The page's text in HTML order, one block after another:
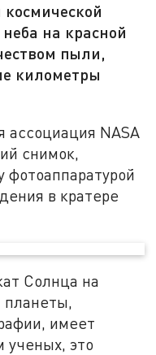
на красной
пыли,
километры
ассоциация NASA
снимок,
в кратере
Солнца на
планеты,
имеет
ученых, это